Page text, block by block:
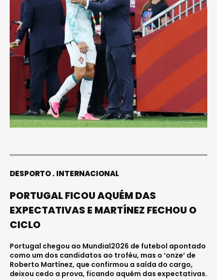
DESPORTO INTERNACIONAL
PORTUGAL FICOU AQUÉM DAS
EXPECTATIVAS E MARTÍNEZ FECHOU O
CICLO
Portugal chegou ao Mundial2026 de futebol apontado
como um dos candidatos ao troféu, mas o ‘onze’ de
Roberto Martínez, que confirmou a saída do cargo,
deixou cedo a prova, ficando aquém das expectativas.